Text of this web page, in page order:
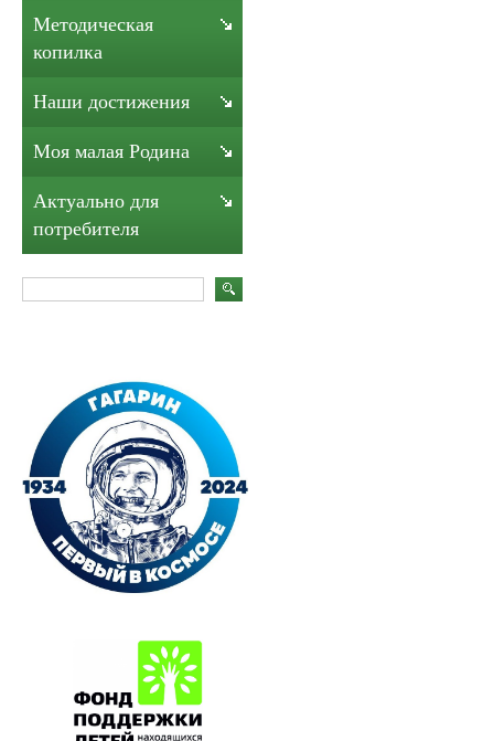
Методическая
копилка
Наши достижения
Моя малая Родина
Актуально для
потребителя